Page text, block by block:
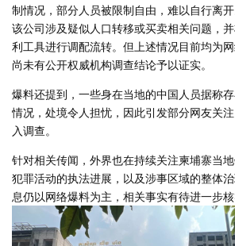
制情况，部分人员被限制自由，难以自行离
该公司涉及疑似人口转移或买卖相关问题，
利工具进行调配流转。但上述情况目前均为
尚未有公开权威机构调查结论予以证实。
爆料还提到，一些身在当地的中国人员据称
情况，处境令人担忧，因此引发部分网友关
入调查。
针对相关传闻，外界也在持续关注柬埔寨当
犯罪活动的执法进展，以及涉事区域的整体
息仍以网络爆料为主，相关事实有待进一步核